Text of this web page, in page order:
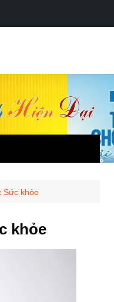
Sức khỏe
khỏe